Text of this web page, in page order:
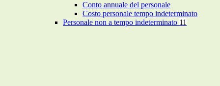
Conto annuale del personale
Costo personale tempo indeterminato
Personale non a tempo indeterminato 11